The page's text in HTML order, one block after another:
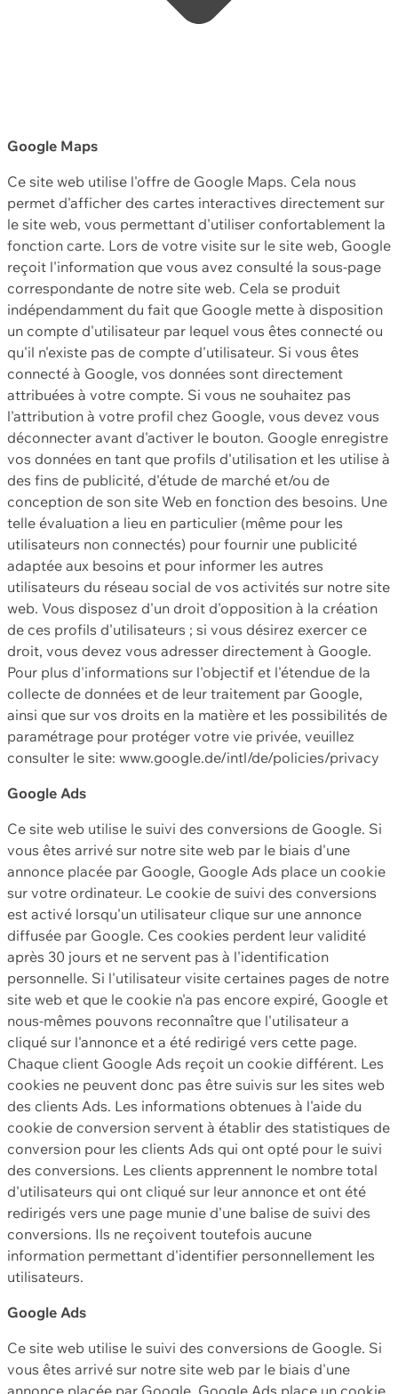
Google Maps
Ce site web utilise l'offre de Google Maps. Cela nous
permet d'afficher des cartes interactives directement sur
le site web, vous permettant d'utiliser confortablement la
fonction carte. Lors de votre visite sur le site web, Google
reçoit l'information que vous avez consulté la sous-page
correspondante de notre site web. Cela se produit
indépendamment du fait que Google mette à disposition
un compte d'utilisateur par lequel vous êtes connecté ou
qu'il n'existe pas de compte d'utilisateur. Si vous êtes
connecté à Google, vos données sont directement
attribuées à votre compte. Si vous ne souhaitez pas
l'attribution à votre profil chez Google, vous devez vous
déconnecter avant d'activer le bouton. Google enregistre
vos données en tant que profils d'utilisation et les utilise à
des fins de publicité, d'étude de marché et/ou de
conception de son site Web en fonction des besoins. Une
telle évaluation a lieu en particulier (même pour les
utilisateurs non connectés) pour fournir une publicité
adaptée aux besoins et pour informer les autres
utilisateurs du réseau social de vos activités sur notre site
web. Vous disposez d'un droit d'opposition à la création
de ces profils d'utilisateurs ; si vous désirez exercer ce
droit, vous devez vous adresser directement à Google.
Pour plus d'informations sur l'objectif et l'étendue de la
collecte de données et de leur traitement par Google,
ainsi que sur vos droits en la matière et les possibilités de
paramétrage pour protéger votre vie privée, veuillez
consulter le site: www.google.de/intl/de/policies/privacy
Google Ads
Ce site web utilise le suivi des conversions de Google. Si
vous êtes arrivé sur notre site web par le biais d'une
annonce placée par Google, Google Ads place un cookie
sur votre ordinateur. Le cookie de suivi des conversions
est activé lorsqu'un utilisateur clique sur une annonce
diffusée par Google. Ces cookies perdent leur validité
après 30 jours et ne servent pas à l'identification
personnelle. Si l'utilisateur visite certaines pages de notre
site web et que le cookie n'a pas encore expiré, Google et
nous-mêmes pouvons reconnaître que l'utilisateur a
cliqué sur l'annonce et a été redirigé vers cette page.
Chaque client Google Ads reçoit un cookie différent. Les
cookies ne peuvent donc pas être suivis sur les sites web
des clients Ads. Les informations obtenues à l'aide du
cookie de conversion servent à établir des statistiques de
conversion pour les clients Ads qui ont opté pour le suivi
des conversions. Les clients apprennent le nombre total
d'utilisateurs qui ont cliqué sur leur annonce et ont été
redirigés vers une page munie d'une balise de suivi des
conversions. Ils ne reçoivent toutefois aucune
information permettant d'identifier personnellement les
utilisateurs.
Google Ads
Ce site web utilise le suivi des conversions de Google. Si
vous êtes arrivé sur notre site web par le biais d'une